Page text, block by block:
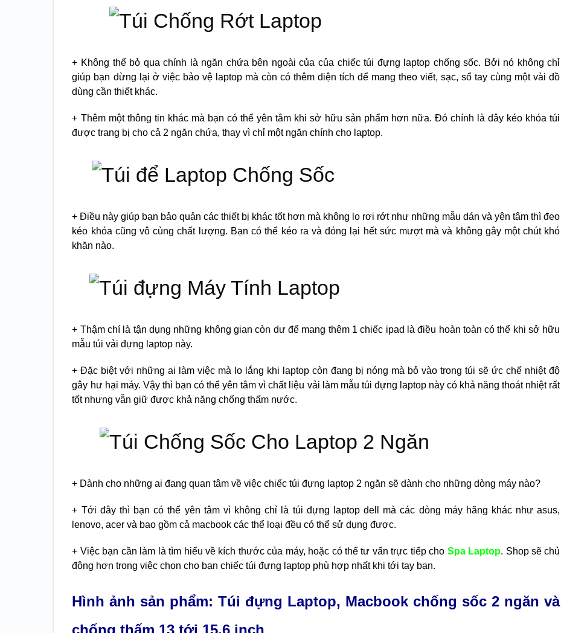
+ Không thể bỏ qua chính là ngăn chứa bên ngoài của của chiếc túi đựng laptop chống sốc. Bởi nó không chỉ
giúp bạn dừng lại ở việc bảo vệ laptop mà còn có thêm diện tích để mang theo viết, sạc, sổ tay cùng một vài đồ
dùng cần thiết khác.
+ Thêm một thông tin khác mà bạn có thể yên tâm khi sở hữu sản phẩm hơn nữa. Đó chính là dây kéo khóa túi
được trang bị cho cả 2 ngăn chứa, thay vì chỉ một ngăn chính cho laptop.
+ Điều này giúp bạn bảo quản các thiết bị khác tốt hơn mà không lo rơi rớt như những mẫu dán và yên tâm thì đeo
kéo khóa cũng vô cùng chất lượng. Bạn có thể kéo ra và đóng lại hết sức mượt mà và không gây một chút khó
khăn nào.
+ Thậm chí là tận dụng những không gian còn dư để mang thêm 1 chiếc ipad là điều hoàn toàn có thể khi sở hữu
mẫu túi vải đựng laptop này.
+ Đặc biệt với những ai làm việc mà lo lắng khi laptop còn đang bị nóng mà bỏ vào trong túi sẽ ức chế nhiệt độ
gây hư hại máy. Vậy thì bạn có thể yên tâm vì chất liệu vải làm mẫu túi đựng laptop này có khả năng thoát nhiệt rất
tốt nhưng vẫn giữ được khả năng chống thấm nước.
+ Dành cho những ai đang quan tâm về việc chiếc túi đựng laptop 2 ngăn sẽ dành cho những dòng máy nào?
+ Tới đây thì bạn có thể yên tâm vì không chỉ là túi đựng laptop dell mà các dòng máy hãng khác như asus,
lenovo, acer và bao gồm cả macbook các thể loại đều có thể sử dụng được.
+ Việc bạn cần làm là tìm hiểu về kích thước của máy, hoặc có thể tư vấn trực tiếp cho Spa Laptop. Shop sẽ chủ
động hơn trong việc chọn cho bạn chiếc túi đựng laptop phù hợp nhất khi tới tay bạn.
Hình ảnh sản phẩm: Túi đựng Laptop, Macbook chống sốc 2 ngăn và